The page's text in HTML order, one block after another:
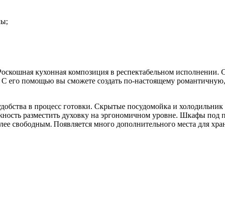
кухонная композиция в респектабельном исполнении.
помощью вы сможете создать по-настоящему
в процесс готовки. Скрытые посудомойка и
разместить духовку на эргономичном уровне. Шкафы под
свободным. Появляется много дополнительного места для